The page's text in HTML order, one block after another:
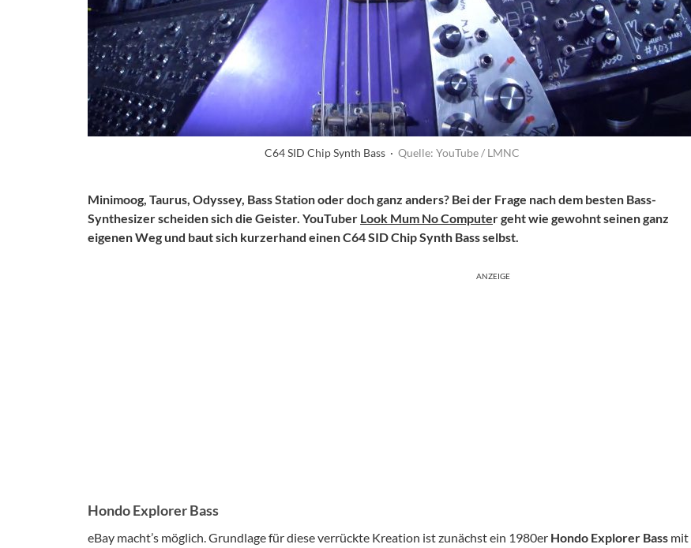
C64 SID Chip Synth Bass · Quelle: YouTube / LMNC
Minimoog, Taurus, Odyssey, Bass Station oder doch ganz anders? Bei der Frage nach dem besten Bass-
Synthesizer scheiden sich die Geister. YouTuber Look Mum No Computer geht wie gewohnt seinen ganz
eigenen Weg und baut sich kurzerhand einen C64 SID Chip Synth Bass selbst.
ANZEIGE
Hondo Explorer Bass
eBay macht’s möglich. Grundlage für diese verrückte Kreation ist zunächst ein 1980er Hondo Explorer Bass mit